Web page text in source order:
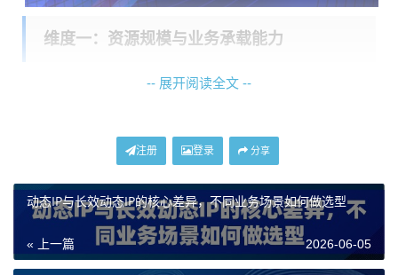
维度一：资源规模与业务承载能力
企业业务的规模直接决定了其对IP资源池的需求量级。
行的基石。这主要考察两个核心指标：IP池的专属性与
流量与带宽的承载上限。
对于需要长期运行、高并发请求或大数据量传输的业
务，例如大规模的市场数据采集、AI训练数据获取或持
续性的内容分发平台，IP资源的消耗是巨大的。选择不
-- 展开阅读全文 --
注册 登录 分享
动态IP与长效动态IP的核心差异，不同业务场景如何做选型
« 上一篇 2026-06-05